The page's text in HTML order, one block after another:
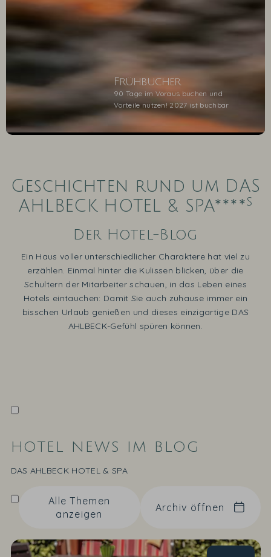
Frühbucher
90 Tage im Voraus buchen und
Vorteile nutzen! 2027 ist buchbar
Geschichten rund um DAS
AHLBECK HOTEL & SPA****s
Der Hotel-Blog
Ein Haus voller unterschiedlicher Charaktere hat viel zu
erzählen. Einmal hinter die Kulissen blicken, über die
Schultern der Mitarbeiter schauen, in das Leben eines
Hotels eintauchen: Damit Sie auch zuhause immer ein
bisschen Urlaub genießen und dieses einzigartige DAS
AHLBECK-Gefühl spüren können.
HOTEL NEWS IM BLOG
DAS AHLBECK HOTEL & SPA
Alle Themen
anzeigen
Archiv öffnen